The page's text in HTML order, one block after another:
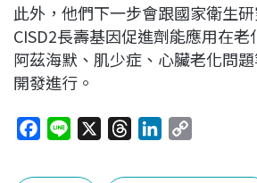
此外，他們下一步會跟國家衛生
CISD2長壽基因促進劑能應用在
阿茲海默、肌少症、心臟老化問
開發進行。
c
n
r
n
p